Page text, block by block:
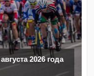
2026 года